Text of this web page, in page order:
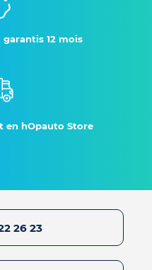
garantis 12 mois
en hOpauto Store
26 23